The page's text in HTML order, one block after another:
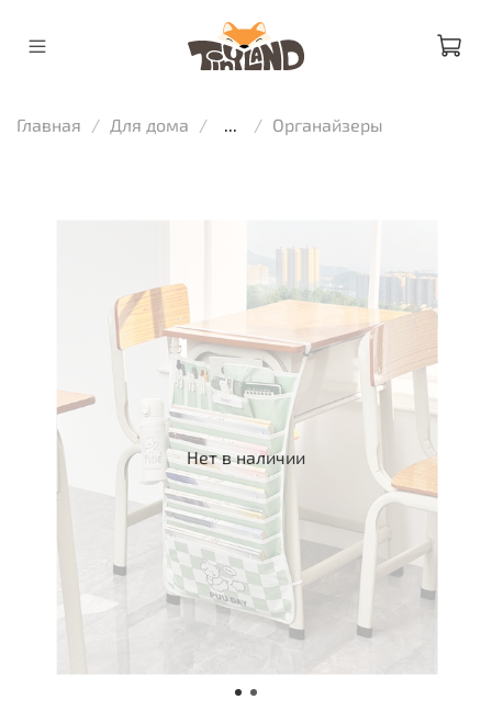
Главная Для дома Органайзеры
Нет в наличии